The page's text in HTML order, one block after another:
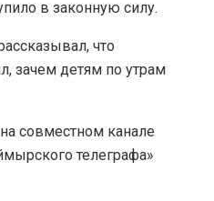
в законную силу.
что
зачем детям по утрам
совместном канале
телеграфа»